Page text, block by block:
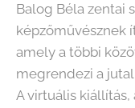
Balog Béla zentai
képzőművésznek
amely a többi
megrendezi a
A virtuális